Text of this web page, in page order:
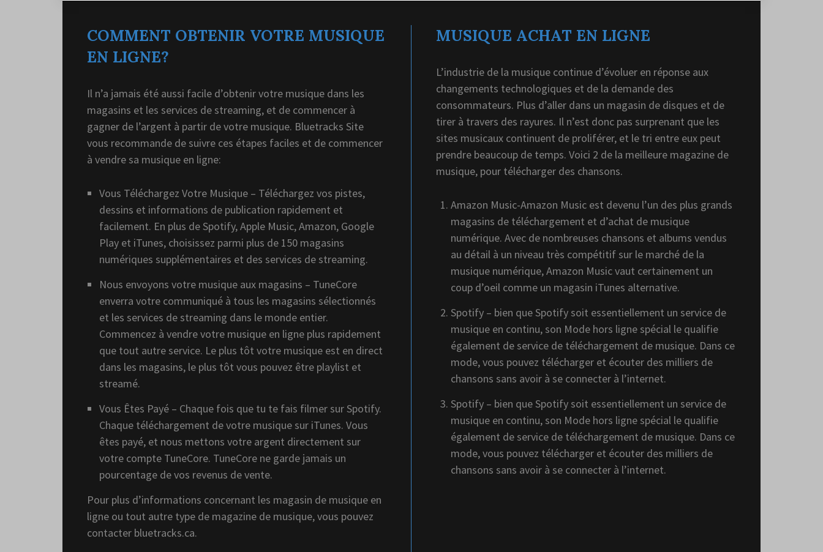
COMMENT OBTENIR VOTRE MUSIQUE
EN LIGNE?
Il n’a jamais été aussi facile d’obtenir votre musique dans les
magasins et les services de streaming, et de commencer à
gagner de l’argent à partir de votre musique. Bluetracks Site
vous recommande de suivre ces étapes faciles et de commencer
à vendre sa musique en ligne:
Vous Téléchargez Votre Musique – Téléchargez vos pistes,
dessins et informations de publication rapidement et
facilement. En plus de Spotify, Apple Music, Amazon, Google
Play et iTunes, choisissez parmi plus de 150 magasins
numériques supplémentaires et des services de streaming.
Nous envoyons votre musique aux magasins – TuneCore
enverra votre communiqué à tous les magasins sélectionnés
et les services de streaming dans le monde entier.
Commencez à vendre votre musique en ligne plus rapidement
que tout autre service. Le plus tôt votre musique est en direct
dans les magasins, le plus tôt vous pouvez être playlist et
streamé.
Vous Êtes Payé – Chaque fois que tu te fais filmer sur Spotify.
Chaque téléchargement de votre musique sur iTunes. Vous
êtes payé, et nous mettons votre argent directement sur
votre compte TuneCore. TuneCore ne garde jamais un
pourcentage de vos revenus de vente.
Pour plus d’informations concernant les magasin de musique en
ligne ou tout autre type de magazine de musique, vous pouvez
contacter bluetracks.ca.
MUSIQUE ACHAT EN LIGNE
L’industrie de la musique continue d’évoluer en réponse aux
changements technologiques et de la demande des
consommateurs. Plus d’aller dans un magasin de disques et de
tirer à travers des rayures. Il n’est donc pas surprenant que les
sites musicaux continuent de proliférer, et le tri entre eux peut
prendre beaucoup de temps. Voici 2 de la meilleure magazine de
musique, pour télécharger des chansons.
Amazon Music-Amazon Music est devenu l’un des plus grands
magasins de téléchargement et d’achat de musique
numérique. Avec de nombreuses chansons et albums vendus
au détail à un niveau très compétitif sur le marché de la
musique numérique, Amazon Music vaut certainement un
coup d’oeil comme un magasin iTunes alternative.
Spotify – bien que Spotify soit essentiellement un service de
musique en continu, son Mode hors ligne spécial le qualifie
également de service de téléchargement de musique. Dans ce
mode, vous pouvez télécharger et écouter des milliers de
chansons sans avoir à se connecter à l’internet.
Spotify – bien que Spotify soit essentiellement un service de
musique en continu, son Mode hors ligne spécial le qualifie
également de service de téléchargement de musique. Dans ce
mode, vous pouvez télécharger et écouter des milliers de
chansons sans avoir à se connecter à l’internet.